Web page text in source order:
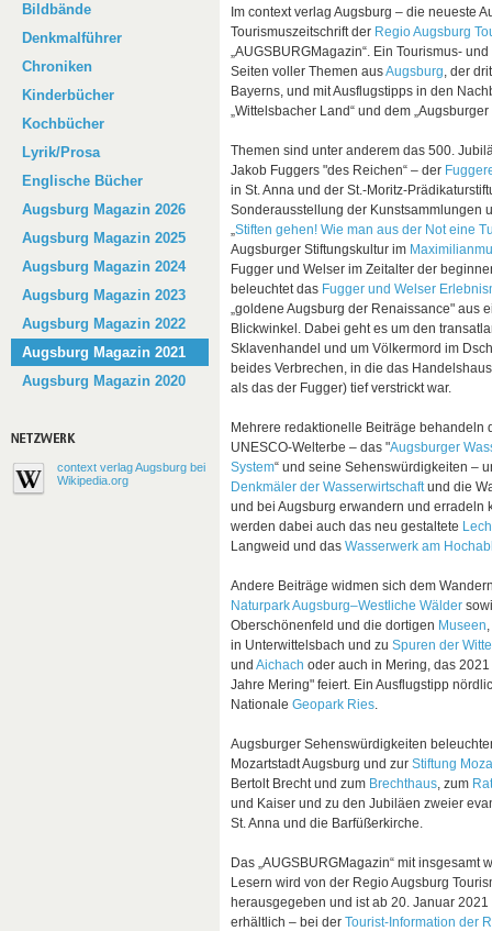
Bildbände
Denkmalführer
Chroniken
Kinderbücher
Kochbücher
Lyrik/Prosa
Englische Bücher
Augsburg Magazin 2026
Augsburg Magazin 2025
Augsburg Magazin 2024
Augsburg Magazin 2023
Augsburg Magazin 2022
Augsburg Magazin 2021
Augsburg Magazin 2020
context verlag Augsburg bei
Wikipedia.org
Im context verlag Augsburg – die neueste
Tourismuszeitschrift der Regio Augsburg
„AUGSBURGMagazin“. Ein Tourismus-
Seiten voller Themen ausAugsburg, der
Bayerns, und mit Ausflugstipps in den
„Wittelsbacher Land“ und dem „Augsburger
Themen sind unter anderem das 500.
Jakob Fuggers "des Reichen“ – der
in St. Anna und der St.-Moritz-
Sonderausstellung der Kunstsammlungen
„Stiften gehen! Wie man aus der Not eine
Augsburger Stiftungskultur im
Fugger und Welser im Zeitalter der
beleuchtet das Fugger und Welser
„goldene Augsburg der Renaissance" aus
Blickwinkel. Dabei geht es um den
Sklavenhandel und um Völkermord im
beides Verbrechen, in die das
als das der Fugger) tief verstrickt war.
Mehrere redaktionelle Beiträge behandeln
UNESCO-Welterbe – das "Augsburger
System“ und seine Sehenswürdigkeiten –
Denkmäler der Wasserwirtschaftund die
und bei Augsburg erwandern und erradeln
werden dabei auch das neu gestaltete
Langweid und das Wasserwerk am
Andere Beiträge widmen sich dem
Naturpark Augsburg–Westliche Wälder
Oberschönenfeld und die dortigen Museen
in Unterwittelsbach und zu Spuren der
und Aichach oder auch in Mering, das
Jahre Mering" feiert. Ein Ausflugstipp
Nationale Geopark Ries.
Augsburger Sehenswürdigkeiten
Mozartstadt Augsburg und zur Stiftung
Bertolt Brecht und zum Brechthaus, zum
und Kaiser und zu den Jubiläen zweier
St. Anna und die Barfüßerkirche.
Das „AUGSBURGMagazin“ mit insgesamt
Lesern wird von der Regio Augsburg
herausgegeben und ist ab 20. Januar
erhältlich – bei der Tourist-Information der